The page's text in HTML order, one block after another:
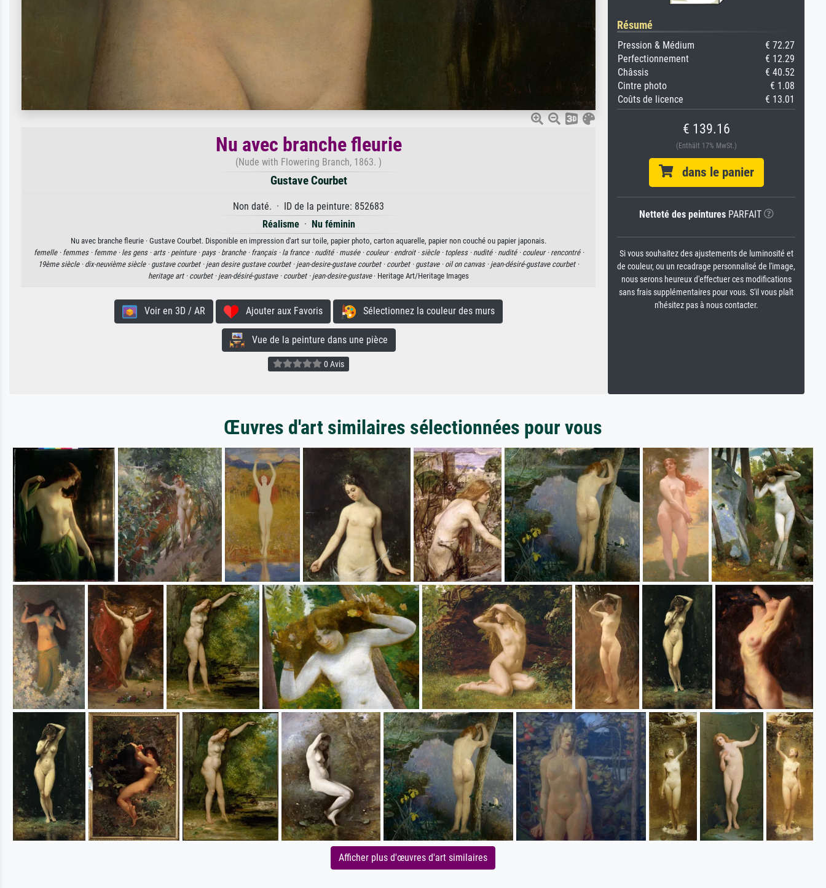
Nu avec branche fleurie
(Nude with Flowering Branch, 1863. )
Gustave Courbet
Non daté. · ID de la peinture: 852683
Réalisme· Nu féminin
Nu avec branche fleurie · Gustave Courbet. Disponible en impression d'art sur toile, papier photo, carton aquarelle, papier non couché ou papier japonais.
femelle · femmes · femme · les gens · arts · peinture · pays · branche · français · la france · nudité · musée · couleur · endroit · siècle · topless · nudité · nudité · couleur · rencontré ·
19ème siècle · dix-neuvième siècle · gustave courbet · jean desire gustave courbet · jean-desire-gustave courbet · courbet · gustave · oil on canvas · jean-désiré-gustave courbet ·
heritage art · courbet · jean-désiré-gustave · courbet · jean-desire-gustave· Heritage Art/Heritage Images
Voir en 3D / AR Ajouter aux Favoris Sélectionnez la couleur des murs
Vue de la peinture dans une pièce
0 Avis
Résumé
Pression & Médium
€ 72.27
Perfectionnement
€ 12.29
Châssis
€ 40.52
Cintre photo
€ 1.08
Coûts de licence
€ 13.01
€ 139.16
(Enthält 17% MwSt.)
dans le panier
Netteté des peinturesPARFAIT
Si vous souhaitez des ajustements de luminosité et
de couleur, ou un recadrage personnalisé de l'image,
nous serons heureux d'effectuer ces modifications
sans frais supplémentaires pour vous. S'il vous plaît
n'hésitez pas à nous contacter.
Œuvres d'art similaires sélectionnées pour vous
Afficher plus d'œuvres d'art similaires